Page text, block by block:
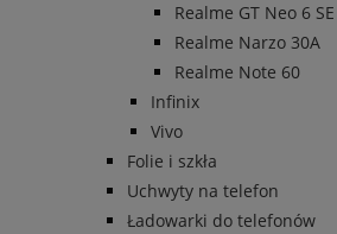
Realme GT Neo 6 SE
Realme Narzo 30A
Realme Note 60
Infinix
Vivo
Folie i szkła
Uchwyty na telefon
Ładowarki do telefonów